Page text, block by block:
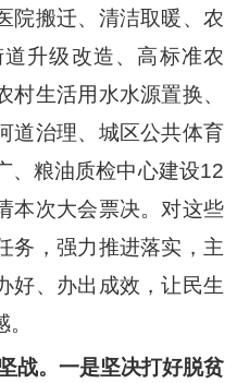
院搬迁、清洁取暖、农
升级改造、高标准农
村生活用水水源置换、
道治理、城区公共体育
、粮油质检中心建设12
本次大会票决。对这些
务，强力推进落实，主
好、办出成效，让民生
战。一是坚决打好脱贫